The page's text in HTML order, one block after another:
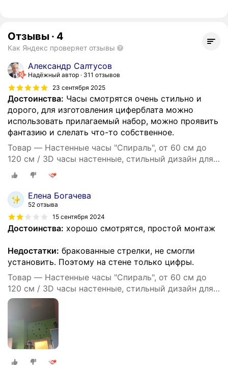
Отзывы · 4
Как Яндекс проверяет отзывы
Александр Салтусов
Надёжный автор
311 отзывов
23 сентября 2025
Достоинства: Часы смотрятся очень стильно и
дорого, для изготовления циферблата можно
использовать прилагаемый набор, можно проявить
фантазию и слелать что-то собственное.
Товар — Настенные часы "Спираль", от 60 см до
120 см / 3D часы настенные, стильный дизайн для
дома / Часы в стиле минимализм
Елена Богачева
52 отзыва
15 сентября 2024
Достоинства: хорошо смотрятся, простой монтаж
Недостатки: бракованные стрелки, не смогли
установить. Поэтому на стене только цифры.
Товар — Настенные часы "Спираль", от 60 см до
120 см / 3D часы настенные, стильный дизайн для
дома / Часы в стиле минимализм